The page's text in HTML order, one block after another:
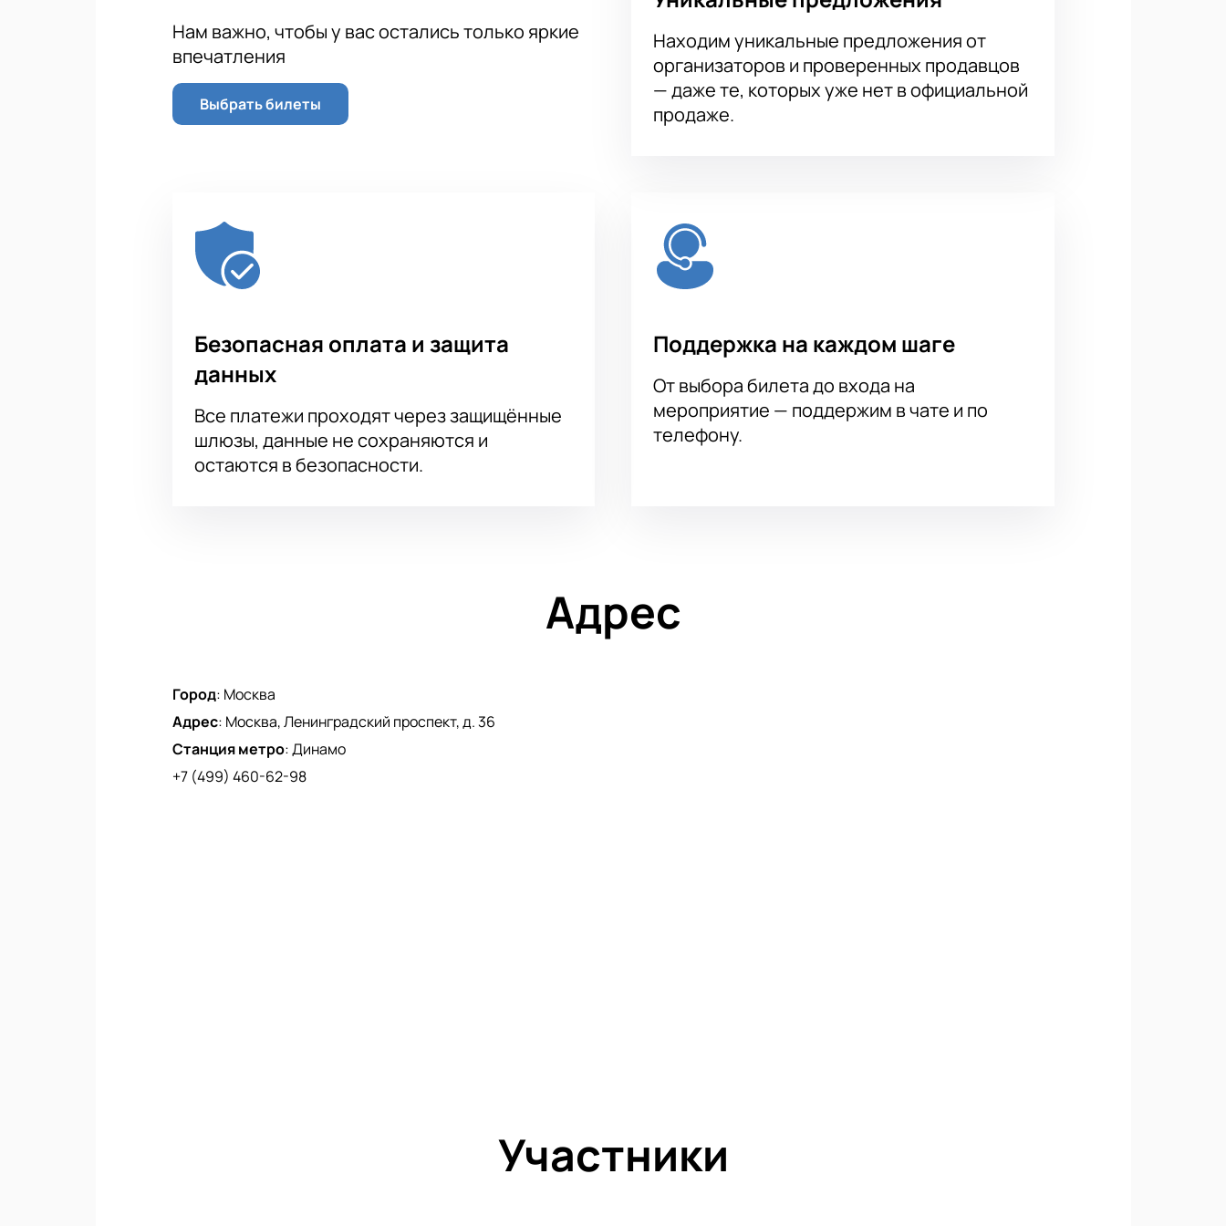
Нам важно, чтобы у вас остались только яркие
впечатления
Выбрать билеты
Находим уникальные предложения от
организаторов и проверенных продавцов
— даже те, которых уже нет в официальной
продаже.
Безопасная оплата и защита
данных
Все платежи проходят через защищённые
шлюзы, данные не сохраняются и
остаются в безопасности.
Поддержка на каждом шаге
От выбора билета до входа на
мероприятие — поддержим в чате и по
телефону.
Адрес
Город: Москва
Адрес: Москва, Ленинградский проспект, д. 36
Станция метро:Динамо
+7 (499) 460-62-98
Участники